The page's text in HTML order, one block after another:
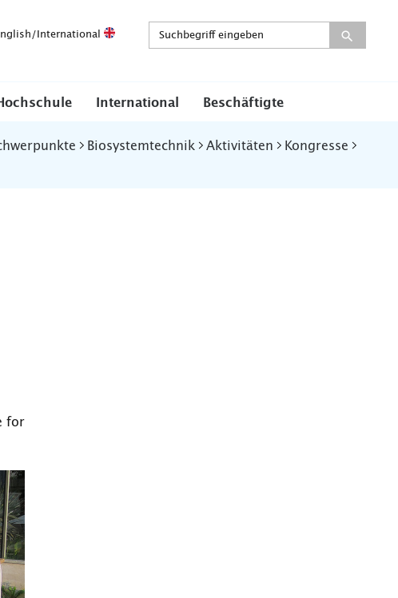
International
International Beschäftigte
Biosystemtechnik Aktivitäten
Kongresse
for